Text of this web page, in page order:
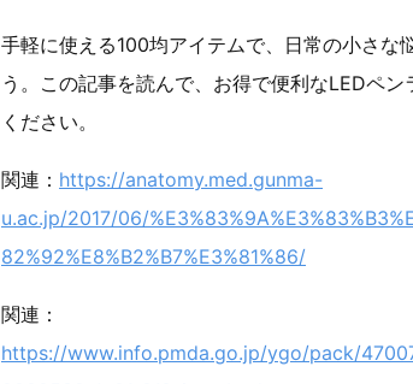
手軽に使える100均アイテムで、日常の小さな
う。この記事を読んで、お得で便利なLEDペ
ください。
関連： https://anatomy.med.gunma-
u.ac.jp/2017/06/
82%92%E8%B2%B7%E3%81%86/
関連：
https://www.info.pmda.go.jp/ygo/pack/